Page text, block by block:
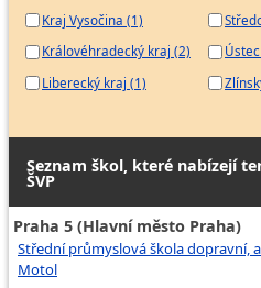
Kraj Vysočina (1)
Královéhradecký kraj (2)
Liberecký kraj (1)
Seznam škol, které nabízejí
ŠVP
Praha 5 (Hlavní město Praha)
Střední průmyslová škola dopravní,
Motol